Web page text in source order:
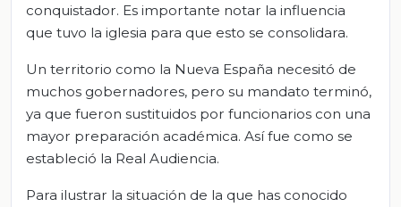
conquistador. Es importante notar la influencia
que tuvo la iglesia para que esto se consolidara.
Un territorio como la Nueva España necesitó de
muchos gobernadores, pero su mandato terminó,
ya que fueron sustituidos por funcionarios con una
mayor preparación académica. Así fue como se
estableció la Real Audiencia.
Para ilustrar la situación de la que has conocido